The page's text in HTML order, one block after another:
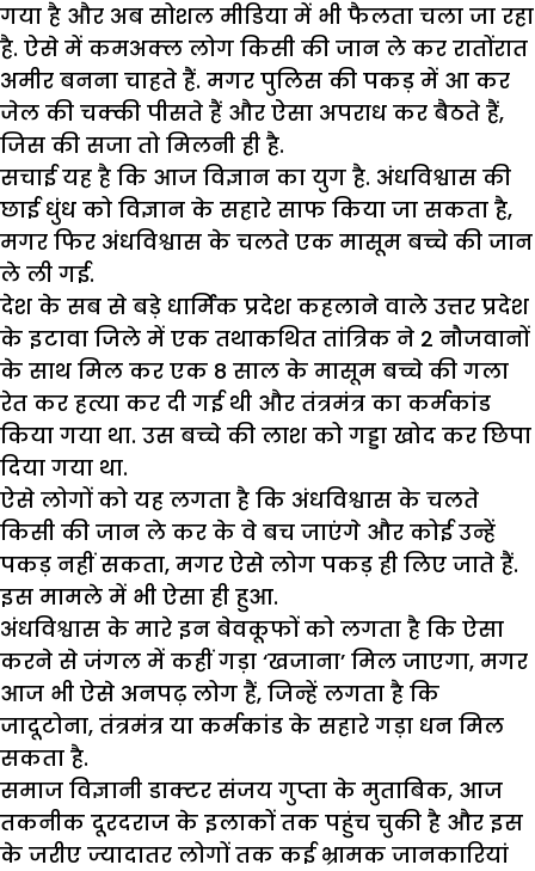
गया है और अब सोशल मीडिया में भी फैलता चला जा रहा
है. ऐसे में कमअक्ल लोग किसी की जान ले कर रातोंरात
अमीर बनना चाहते हैं. मगर पुलिस की पकड़ में आ कर
जेल की चक्की पीसते हैं और ऐसा अपराध कर बैठते हैं,
जिस की सजा तो मिलनी ही है.
सचाई यह है कि आज विज्ञान का युग है. अंधविश्वास की
छाई धुंध को विज्ञान के सहारे साफ किया जा सकता है,
मगर फिर अंधविश्वास के चलते एक मासूम बच्चे की जान
ले ली गई.
देश के सब से बड़े धार्मिक प्रदेश कहलाने वाले उत्तर प्रदेश
के इटावा जिले में एक तथाकथित तांत्रिक ने 2 नौजवानों
के साथ मिल कर एक 8 साल के मासूम बच्चे की गला
रेत कर हत्या कर दी गई थी और तंत्रमंत्र का कर्मकांड
किया गया था. उस बच्चे की लाश को गड्डा खोद कर छिपा
दिया गया था.
ऐसे लोगों को यह लगता है कि अंधविश्वास के चलते
किसी की जान ले कर के वे बच जाएंगे और कोई उन्हें
पकड़ नहीं सकता, मगर ऐसे लोग पकड़ ही लिए जाते हैं.
इस मामले में भी ऐसा ही हुआ.
अंधविश्वास के मारे इन बेवकूफों को लगता है कि ऐसा
करने से जंगल में कहीं गड़ा ‘खजाना’ मिल जाएगा, मगर
आज भी ऐसे अनपढ़ लोग हैं, जिन्हें लगता है कि
जादूटोना, तंत्रमंत्र या कर्मकांड के सहारे गड़ा धन मिल
सकता है.
समाज विज्ञानी डाक्टर संजय गुप्ता के मुताबिक, आज
तकनीक दूरदराज के इलाकों तक पहुंच चुकी है और इस
के जरीए ज्यादातर लोगों तक कई भ्रामक जानकारियां